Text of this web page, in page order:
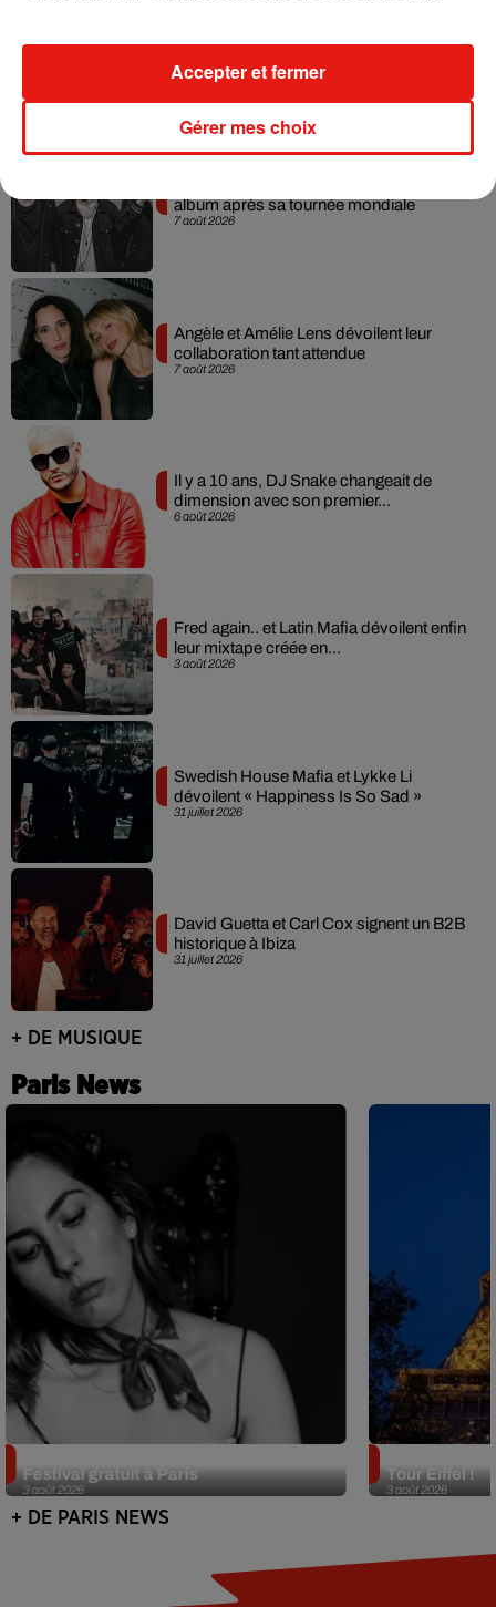
Musique
7 août 2026
album après sa tournée mondiale
7 août 2026
Angèle et Amélie Lens dévoilent leur
collaboration tant attendue
6 août 2026
Il y a 10 ans, DJ Snake changeait de
dimension avec son premier...
3 août 2026
Fred again.. et Latin Mafia dévoilent enfin
leur mixtape créée en...
31 juillet 2026
Swedish House Mafia et Lykke Li
dévoilent « Happiness Is So Sad »
31 juillet 2026
David Guetta et Carl Cox signent un B2B
historique à Ibiza
+ DE MUSIQUE
Paris News
3 août 2026
Festival gratuit à Paris
3 août 2026
Tour Eiffel !
+ DE PARIS NEWS
Gérer mes choix
Accepter et fermer